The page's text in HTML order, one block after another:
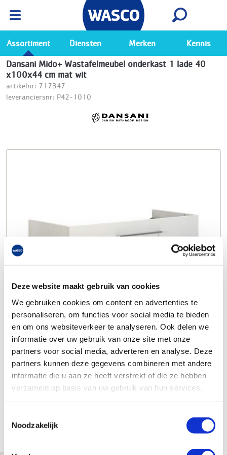
Deze website maakt gebruik van cookies
We gebruiken cookies om content en advertenties te
personaliseren, om functies voor social media te bieden
en om ons websiteverkeer te analyseren. Ook delen we
informatie over uw gebruik van onze site met onze
partners voor social media, adverteren en analyse. Deze
partners kunnen deze gegevens combineren met andere
informatie die u aan ze heeft verstrekt of die ze hebben
verzameld op basis van uw gebruik van hun services.
Noodzakelijk
Ga naar de Wasco app
Bekijk
Assortiment Diensten Merken Kennis
Dansani Mido+ Wastafelmeubel onderkast 1 lade 40
x100x44 cm mat wit
artikelnr: 717347
leveranciersnr: P42-1010